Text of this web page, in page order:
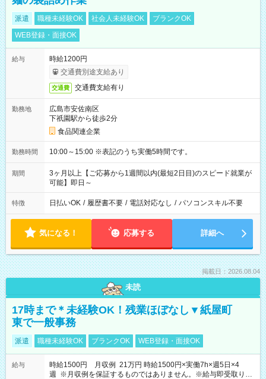
派遣 職種未経験OK 社会人未経験OK
ブランクOK
WEB登録・面接OK
給与
時給1200円
交通費別途支給あり
交通費 交通費支給有り
勤務地
広島市安佐南区
下祇園駅から徒歩2分
食品関連企業
勤務時間 10:00～15:00 ※表記のうち実働5時間です。
期間
3ヶ月以上【ご応募から1週間以内(最短2日目)のスピード就業が
可能】即日～
特徴 日払いOK / 履歴書不要 / 電話対応なし / パソコンスキル不要
気になる！ 応募する 詳細へ
掲載日：2026.08.04
未読
17時まで＊未経験OK！残業ほぼなし▼紙屋町
東で一般事務
派遣 職種未経験OK ブランクOK WEB登録・面接OK
給与
時給1500円 月収例 21万円 時給1500円×実働7h×週5日×4
週 ※月収例を保証するものではありません。※給与即受取りサ